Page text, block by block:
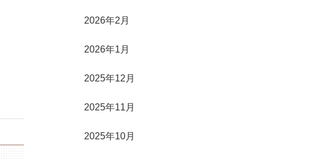
2026年2月
2026年1月
2025年12月
2025年11月
2025年10月